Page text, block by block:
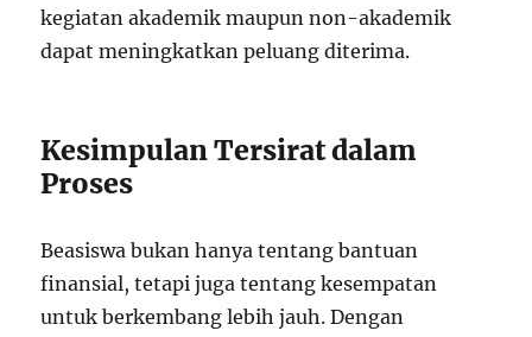
kegiatan akademik maupun non-akademik
dapat meningkatkan peluang diterima.
Kesimpulan Tersirat dalam
Proses
Beasiswa bukan hanya tentang bantuan
finansial, tetapi juga tentang kesempatan
untuk berkembang lebih jauh. Dengan